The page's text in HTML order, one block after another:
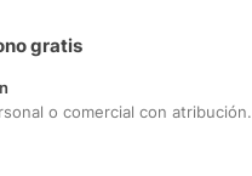
gratis
o comercial con atribución.